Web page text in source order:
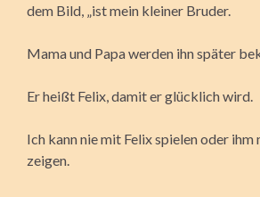
dem Bild, „ist mein kleiner Bruder.
Mama und Papa werden ihn später
Er heißt Felix, damit er glücklich wird.
Ich kann nie mit Felix spielen oder ihm
zeigen.